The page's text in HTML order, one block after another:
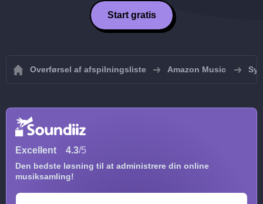
Start gratis
Overførsel af afspilningsliste Amazon Music
Excellent 4.3/5
Den bedste løsning til at administrere din online
musiksamling!